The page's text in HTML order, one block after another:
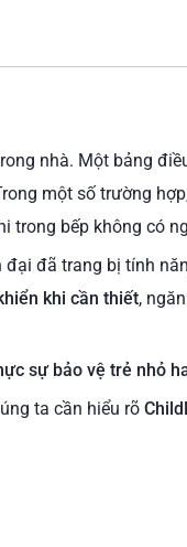
nhà. Một bảng
một số trường
trong bếp không có
đại đã trang bị tính
khi cần thiết,
sự bảo vệ trẻ nhỏ
ta cần hiểu rõ